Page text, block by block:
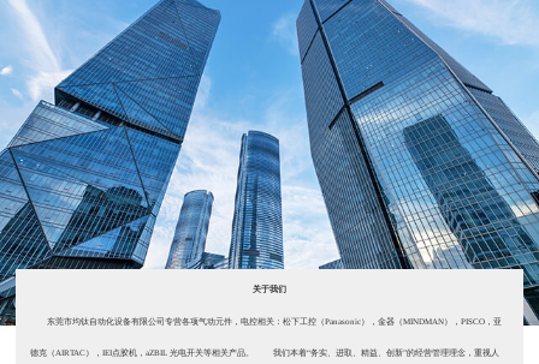
关于我们
东莞市均钛自动化设备有限公司专营各项气动元件，电控相关：松下工控（Panasonic），金器（MINDMAN），PISCO，亚
德克（AIRTAC），IEI点胶机，aZBIL 光电开关等相关产品。 我们本着“务实、进取、精益、创新”的经营管理理念，重视人